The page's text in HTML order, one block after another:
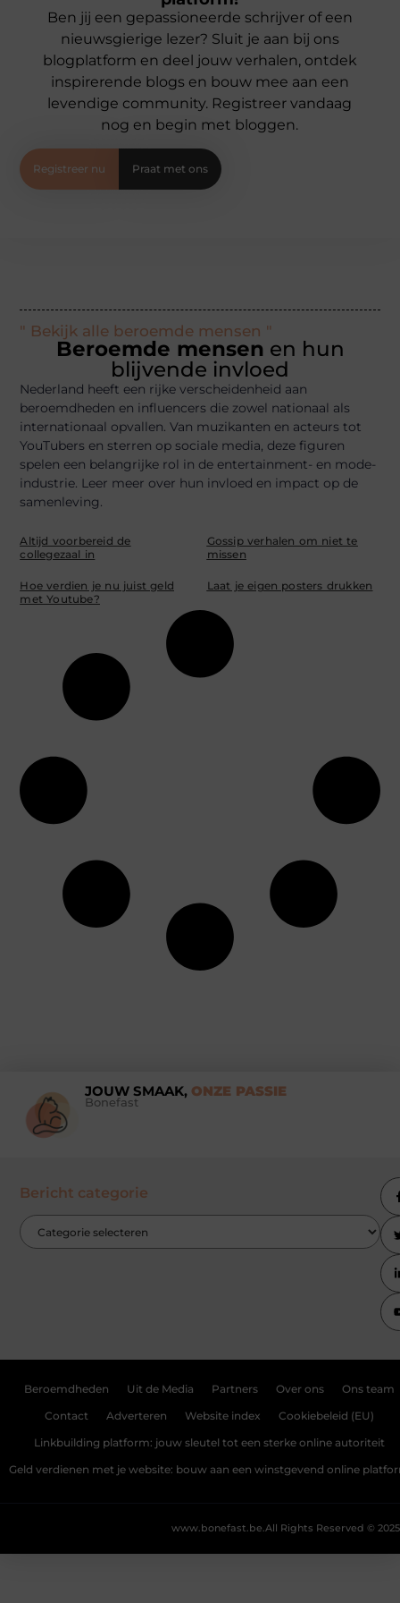
Ben jij een gepassioneerde schrijver of een
nieuwsgierige lezer? Sluit je aan bij ons
blogplatform en deel jouw verhalen, ontdek
inspirerende blogs en bouw mee aan een
levendige community. Registreer vandaag
nog en begin met bloggen.
Registreer nu Praat met ons
" Bekijk alle beroemde mensen "
Beroemde mensen en hun
blijvende invloed
Nederland heeft een rijke verscheidenheid aan
beroemdheden en influencers die zowel nationaal als
internationaal opvallen. Van muzikanten en acteurs tot
YouTubers en sterren op sociale media, deze figuren
spelen een belangrijke rol in de entertainment- en mode-
industrie. Leer meer over hun invloed en impact op de
samenleving.
Altijd voorbereid de
collegezaal in
Gossip verhalen om niet te
missen
Hoe verdien je nu juist geld
met Youtube?
Laat je eigen posters drukken
JOUW SMAAK, ONZE PASSIE
Bonefast
Bericht categorie
Beroemdheden Uit de Media Partners Over ons Ons team
Contact Adverteren Website index Cookiebeleid (EU)
Linkbuilding platform: jouw sleutel tot een sterke online autoriteit
Geld verdienen met je website: bouw aan een winstgevend online
All Rights Reserved © 2025
www.bonefast.be.